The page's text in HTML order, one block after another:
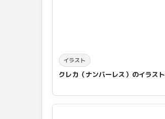
イラスト
クレカ（ナンバーレス）のイラスト